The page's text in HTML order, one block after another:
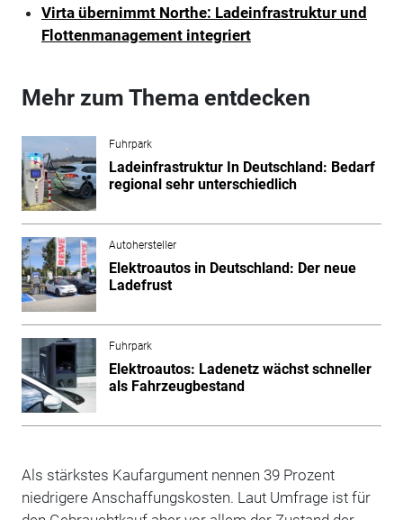
Virta übernimmt Northe: Ladeinfrastruktur und
Flottenmanagement integriert
Mehr zum Thema entdecken
Fuhrpark
Ladeinfrastruktur In Deutschland: Bedarf
regional sehr unterschiedlich
Autohersteller
Elektroautos in Deutschland: Der neue
Ladefrust
Fuhrpark
Elektroautos: Ladenetz wächst schneller
als Fahrzeugbestand
Als stärkstes Kaufargument nennen 39 Prozent
niedrigere Anschaffungskosten. Laut Umfrage ist für